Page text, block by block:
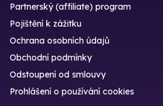
Partnerský (affiliate) program
Pojištění k zážitku
Ochrana osobních údajů
Obchodní podmínky
Odstoupení od smlouvy
Prohlášení o používání cookies